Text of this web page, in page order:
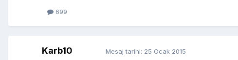
699
Karb10 Mesaj tarihi: 25 Ocak 2015